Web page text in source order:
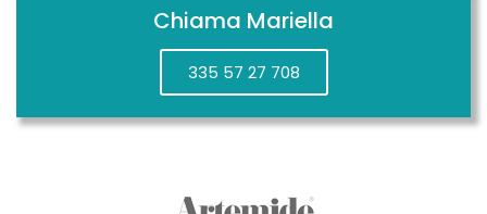
Chiama Mariella
335 57 27 708